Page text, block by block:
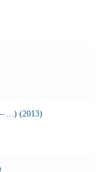
– ...) (2013)